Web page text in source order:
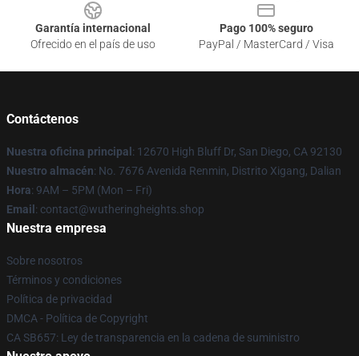
Garantía internacional
Ofrecido en el país de uso
Pago 100% seguro
PayPal / MasterCard / Visa
Contáctenos
Nuestra oficina principal : 12670 High Bluff Dr, San Diego, CA 92130
Nuestro almacén: No. 7676 Avenida Renmin, Distrito Xigang, Dalian
Hora: 9AM – 5PM (Mon – Fri)
Email : contact@wutheringheights.shop
Nuestra empresa
Sobre nosotros
Términos y condiciones
Política de privacidad
DMCA - Política de Copyright
CA SB657: Ley de transparencia en la cadena de suministro